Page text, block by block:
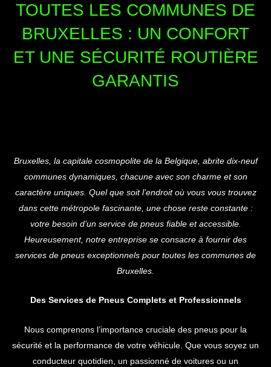
TOUTES LES COMMUNES DE
BRUXELLES : UN CONFORT
ET UNE SÉCURITÉ ROUTIÈRE
GARANTIS
Bruxelles, la capitale cosmopolite de la Belgique, abrite dix-neuf
communes dynamiques, chacune avec son charme et son
caractère uniques. Quel que soit l’endroit où vous vous trouvez
dans cette métropole fascinante, une chose reste constante :
votre besoin d’un service de pneus fiable et accessible.
Heureusement, notre entreprise se consacre à fournir des
services de pneus exceptionnels pour toutes les communes de
Bruxelles.
Des Services de Pneus Complets et Professionnels
Nous comprenons l’importance cruciale des pneus pour la
sécurité et la performance de votre véhicule. Que vous soyez un
conducteur quotidien, un passionné de voitures ou un